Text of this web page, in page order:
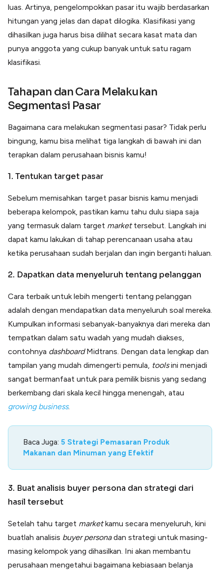
luas. Artinya, pengelompokkan pasar itu wajib berdasarkan
hitungan yang jelas dan dapat dilogika. Klasifikasi yang
dihasilkan juga harus bisa dilihat secara kasat mata dan
punya anggota yang cukup banyak untuk satu ragam
klasifikasi.
Tahapan dan Cara Melakukan
Segmentasi Pasar
Bagaimana cara melakukan segmentasi pasar? Tidak perlu
bingung, kamu bisa melihat tiga langkah di bawah ini dan
terapkan dalam perusahaan bisnis kamu!
1. Tentukan target pasar
Sebelum memisahkan target pasar bisnis kamu menjadi
beberapa kelompok, pastikan kamu tahu dulu siapa saja
yang termasuk dalam target markettersebut. Langkah ini
dapat kamu lakukan di tahap perencanaan usaha atau
ketika perusahaan sudah berjalan dan ingin berganti haluan.
2. Dapatkan data menyeluruh tentang pelanggan
Cara terbaik untuk lebih mengerti tentang pelanggan
adalah dengan mendapatkan data menyeluruh soal mereka.
Kumpulkan informasi sebanyak-banyaknya dari mereka dan
tempatkan dalam satu wadah yang mudah diakses,
contohnya dashboardMidtrans. Dengan data lengkap dan
tampilan yang mudah dimengerti pemula, toolsini menjadi
sangat bermanfaat untuk para pemilik bisnis yang sedang
berkembang dari skala kecil hingga menengah, atau
growing business.
Baca Juga: 5 Strategi Pemasaran Produk
Makanan dan Minuman yang Efektif
3. Buat analisis buyer persona dan strategi dari
hasil tersebut
Setelah tahu target marketkamu secara menyeluruh, kini
buatlah analisis buyer personadan strategi untuk masing-
masing kelompok yang dihasilkan. Ini akan membantu
perusahaan mengetahui bagaimana kebiasaan belanja